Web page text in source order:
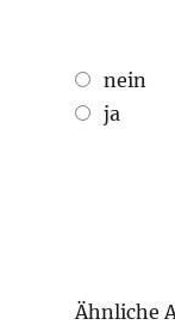
nein
ja
Ähnliche